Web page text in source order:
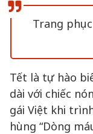
Trang
Tết là tự hào
dài với chiếc
gái Việt khi
hùng “Dòng